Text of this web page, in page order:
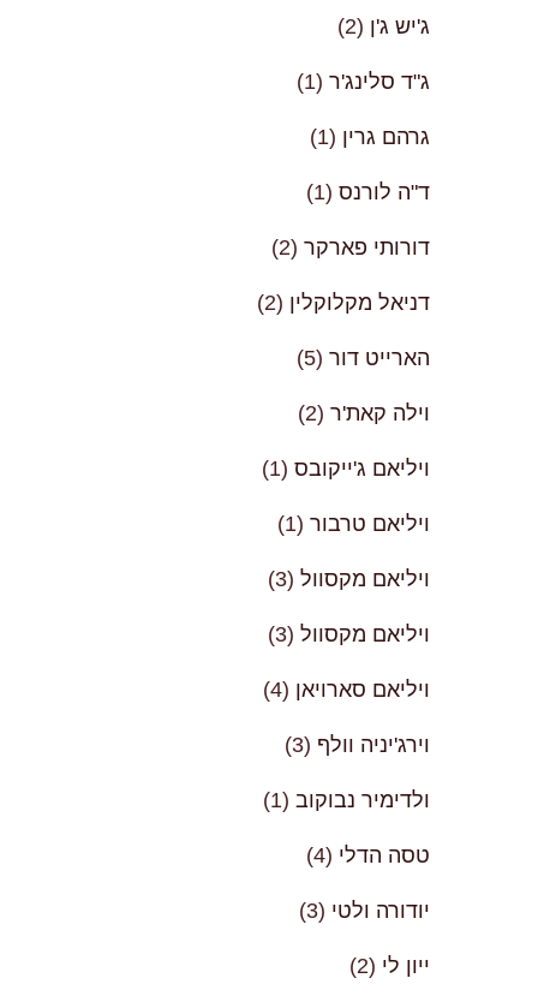
ג'יש ג'ן (2)
ג"ד סלינג'ר (1)
גרהם גרין (1)
ד"ה לורנס (1)
דורותי פארקר (2)
דניאל מקלוקלין (2)
הארייט דור (5)
וילה קאת'ר (2)
ויליאם ג'ייקובס (1)
ויליאם טרבור (1)
ויליאם מקסוול (3)
ויליאם מקסוול (3)
ויליאם סארויאן (4)
וירג'יניה וולף (3)
ולדימיר נבוקוב (1)
טסה הדלי (4)
יודורה ולטי (3)
ייון לי (2)